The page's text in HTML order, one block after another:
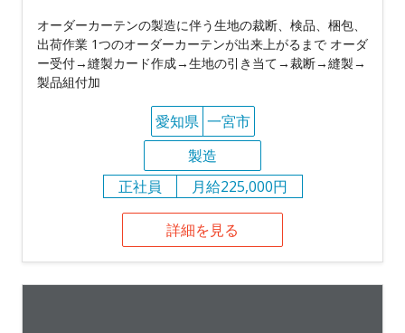
オーダーカーテンの製造に伴う生地の裁断、検品、梱包、
出荷作業 1つのオーダーカーテンが出来上がるまで オーダ
ー受付→縫製カード作成→生地の引き当て→裁断→縫製→
製品組付加
愛知県 一宮市
製造
正社員
月給225,000円
詳細を見る